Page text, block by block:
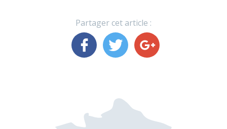
Partager cet article :